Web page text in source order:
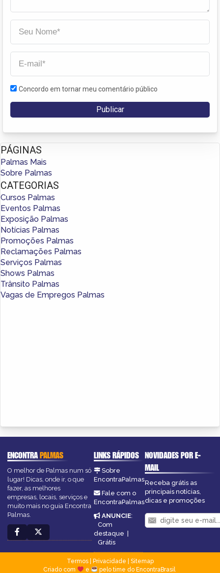
Concordo em tornar meu comentário público
PÁGINAS
Palmas Mais
Sobre Palmas
CATEGORIAS
Cursos Palmas
Eventos Palmas
Exposição Palmas
Notícias Palmas
Promoções Palmas
Reclamações Palmas
Serviços Palmas
Shows Palmas
Trânsito Palmas
Vagas de Empregos Palmas
ENCONTRAPALMAS
O melhor de Palmas num só
lugar! Dicas, onde ir, o que
fazer, as melhores
empresas, locais, serviços e
muito mais no guia Encontra
Palmas.
LINKS RÁPIDOS
Sobre
EncontraPalmas
Fale com o
EncontraPalmas
ANUNCIE:
Com
destaque
Grátis
NOVIDADES POR E-
MAIL
Receba grátis as
principais notícias,
dicas e promoções
Termos| Privacidade
Sitemap
Criado com
e pelo time do EncontraBrasil